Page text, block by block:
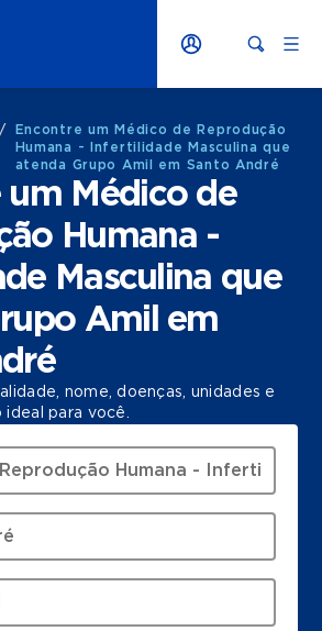
/
Encontre um Médico de Reprodução
Humana - Infertilidade Masculina que
atenda Grupo Amil em Santo André
um Médico de
Humana -
Masculina que
Amil em
nome, doenças, unidades e
para você.